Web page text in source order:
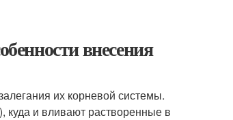
внесения
их корневой системы.
куда и вливают растворенные в